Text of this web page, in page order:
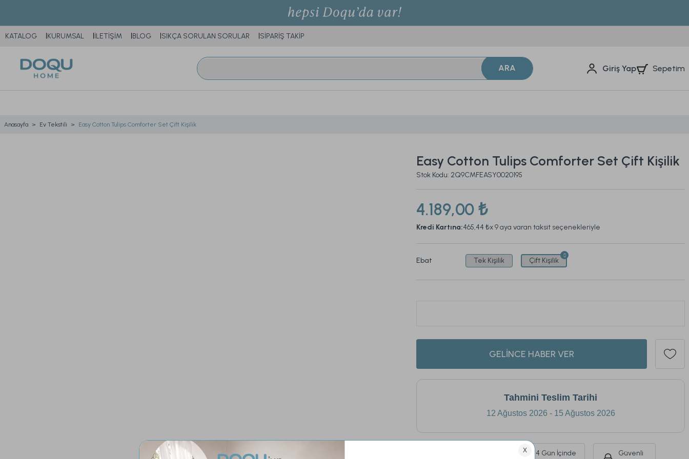
KATALOG KURUMSAL İLETİŞİM BLOG SIKÇA SORULAN SORULAR SİPARİŞ TAKİP
ARA Giriş Yap Sepetim
Anasayfa Ev Tekstili Easy Cotton Tulips Comforter Set Çift Kişilik
Easy Cotton Tulips Comforter Set Çift Kişilik
Stok Kodu: 2Q9CMFEASY0020195
4.189,00 ₺
Kredi Kartına:465,44 ₺x 9 aya varan taksit seçenekleriyle
Ebat Tek Kişilik Çift Kişilik
GELİNCE HABER VER
Tahmini Teslim Tarihi
12 Ağustos 2026 - 15 Ağustos 2026
14 Gün İçinde
Güvenli